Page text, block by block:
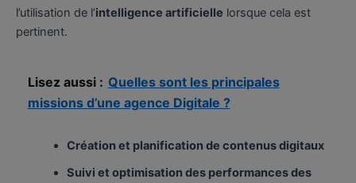
l’utilisation de l’intelligence artificielle lorsque cela est
pertinent.
Lisez aussi : Quelles sont les principales
missions d’une agence Digitale ?
Création et planification de contenus digitaux
Suivi et optimisation des performances des